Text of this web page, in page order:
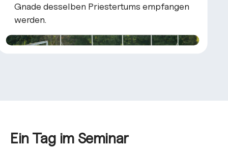
Gnade desselben Priestertums empfangen
werden.
Ein Tag im Seminar